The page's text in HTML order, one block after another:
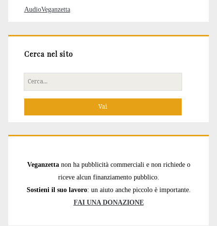
AudioVeganzetta
Cerca nel sito
Cerca
per:
Veganzetta non ha pubblicità commerciali e non richiede o
riceve alcun finanziamento pubblico.
Sostieni il suo lavoro: un aiuto anche piccolo è importante.
FAI UNA DONAZIONE